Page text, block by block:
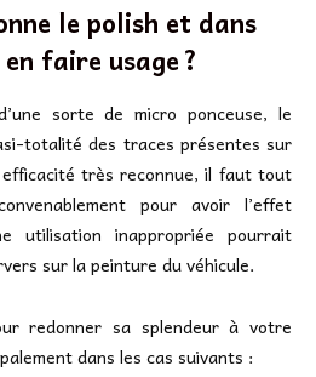
le polish et dans
faire usage ?
sorte de micro ponceuse, le
totalité des traces présentes sur
efficacité très reconnue, il faut tout
pour avoir l’effet
utilisation inappropriée pourrait
sur la peinture du véhicule.
redonner sa splendeur à votre
dans les cas suivants :